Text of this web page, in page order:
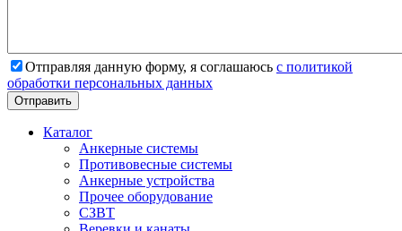
Отправляя данную форму, я соглашаюсь с политикой
обработки персональных данных
Каталог
Анкерные системы
Противовесные системы
Анкерные устройства
Прочее оборудование
СЗВТ